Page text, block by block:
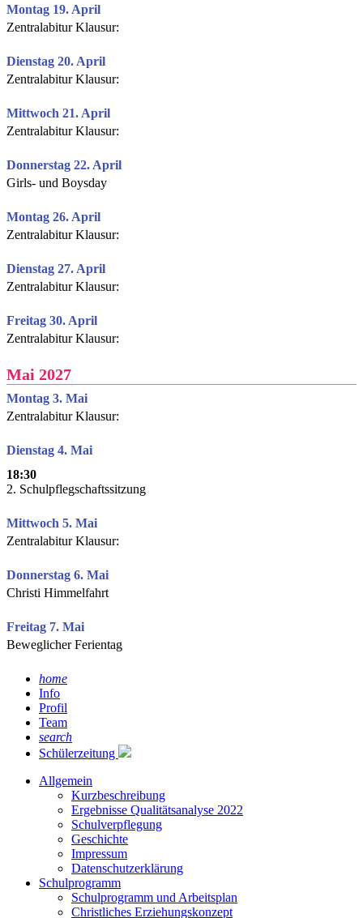
Montag 19. April
Zentralabitur Klausur:
Dienstag 20. April
Zentralabitur Klausur:
Mittwoch 21. April
Zentralabitur Klausur:
Donnerstag 22. April
Girls- und Boysday
Montag 26. April
Zentralabitur Klausur:
Dienstag 27. April
Zentralabitur Klausur:
Freitag 30. April
Zentralabitur Klausur:
Mai 2027
Montag 3. Mai
Zentralabitur Klausur:
Dienstag 4. Mai
18:30
2. Schulpflegschaftssitzung
Mittwoch 5. Mai
Zentralabitur Klausur:
Donnerstag 6. Mai
Christi Himmelfahrt
Freitag 7. Mai
Beweglicher Ferientag
home
Info
Profil
Team
search
Schülerzeitung
Allgemein
Kurzbeschreibung
Ergebnisse Qualitätsanalyse 2022
Schulverpflegung
Geschichte
Impressum
Datenschutzerklärung
Schulprogramm
Schulprogramm und Arbeitsplan
Christliches Erziehungskonzept